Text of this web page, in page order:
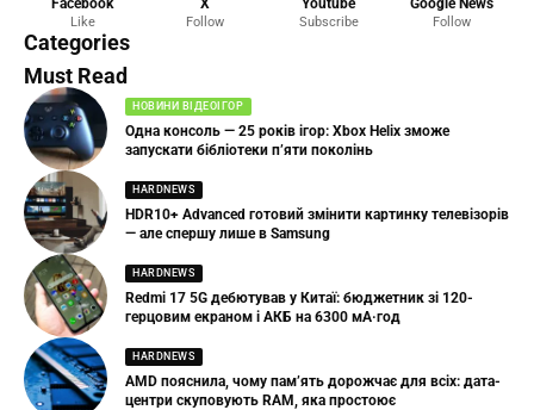
Facebook
Like
X
Follow
Youtube
Subscribe
Google News
Follow
Categories
Must Read
НОВИНИ ВІДЕОІГОР
Одна консоль — 25 років ігор: Xbox Helix зможе
запускати бібліотеки п’яти поколінь
HARDNEWS
HDR10+ Advanced готовий змінити картинку телевізорів
— але спершу лише в Samsung
HARDNEWS
Redmi 17 5G дебютував у Китаї: бюджетник зі 120-
герцовим екраном і АКБ на 6300 мА·год
HARDNEWS
AMD пояснила, чому пам’ять дорожчає для всіх: дата-
центри скуповують RAM, яка простоює